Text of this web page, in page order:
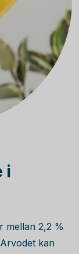
i
mellan 2,2 %
kan